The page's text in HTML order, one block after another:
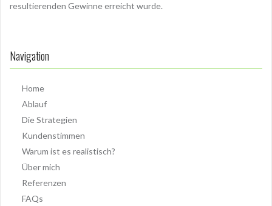
resultierenden Gewinne erreicht wurde.
Navigation
Home
Ablauf
Die Strategien
Kundenstimmen
Warum ist es realistisch?
Über mich
Referenzen
FAQs